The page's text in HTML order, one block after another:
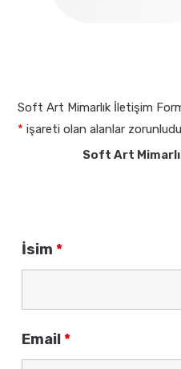
Soft Art Mimarlık İletişim
* işareti olan alanlar
Soft Art
İsim*
Email*